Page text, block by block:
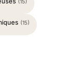
(15)
(15)